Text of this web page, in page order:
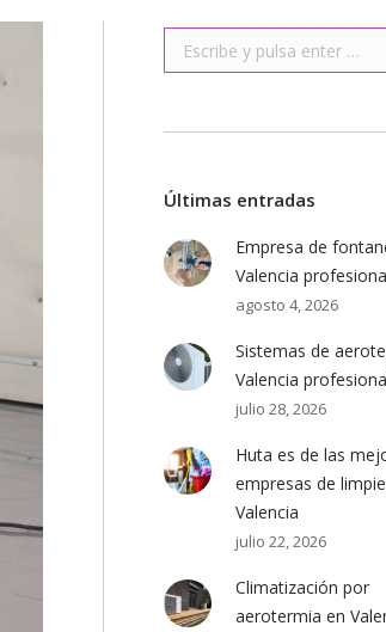
Buscar:
Últimas entradas
Empresa de
Valencia
agosto 4, 2026
Sistemas de
Valencia
julio 28, 2026
Huta es de las
empresas de
Valencia
julio 22, 2026
Climatización por
aerotermia en